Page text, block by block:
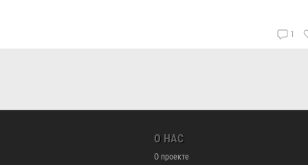
1
О НАС
О проекте